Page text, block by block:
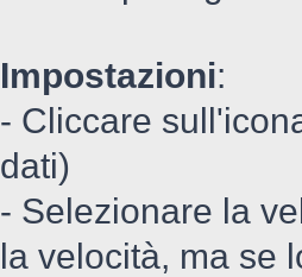
Impostazioni:
- Cliccare
dati)
- Selezionare la
la velocità, ma se